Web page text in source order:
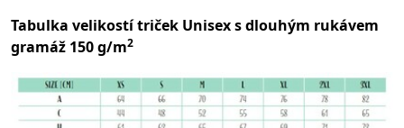
Tabulka velikostí triček Unisex s dlouhým rukávem
gramáž 150 g/m2